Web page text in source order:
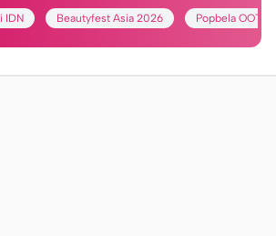
IDN Beautyfest Asia 2026 Popbela OOTD